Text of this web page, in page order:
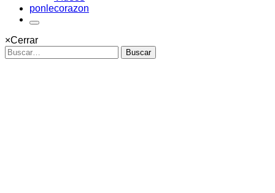
ponlecorazon
×Cerrar
Buscar